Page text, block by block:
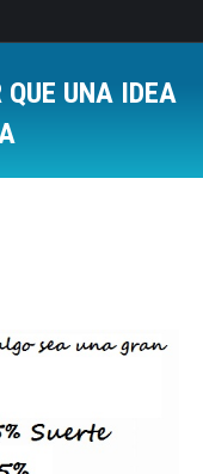
QUE UNA IDEA